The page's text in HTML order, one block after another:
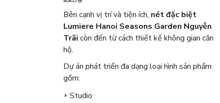
Bên cạnh vị trí và tiện ích, nét đặc biệt
Lumiere Hanoi Seasons Garden Nguyễn
Trãi còn đến từ cách thiết kế không gian căn
hộ.
Dự án phát triển đa dạng loại hình sản phẩm
gồm:
Studio